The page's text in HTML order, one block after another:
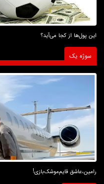
این پول‌ها از کجا می‌آید؟
سوژه یک
رامین،عاشق قایم‌موشک‌بازی!